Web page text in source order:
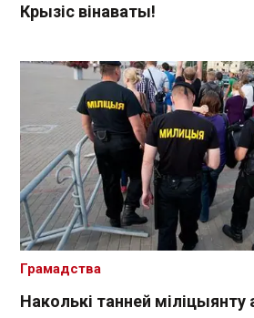
Крызіс вінаваты!
Наколькі танней міліцыянту
Грамадства